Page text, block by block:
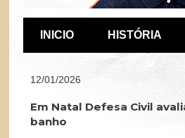
INICIO HISTÓRIA
12/01/2026
Em Natal Defesa Civil
banho